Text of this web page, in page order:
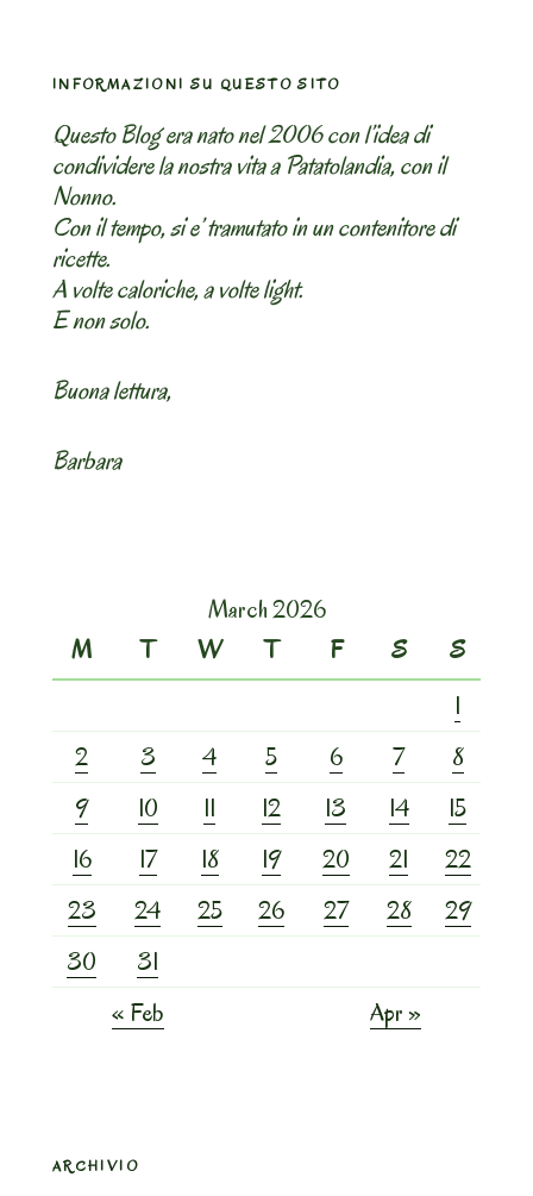
INFORMAZIONI SU QUESTO SITO
Questo Blog era nato nel 2006 con l’idea di
condividere la nostra vita a Patatolandia, con il
Nonno.
Con il tempo, si e’ tramutato in un contenitore di
ricette.
A volte caloriche, a volte light.
E non solo.
Buona lettura,
Barbara
March 2026
M
T W T F S
S
1
2
3 4 5 6 7
8
9
10 11 12 13 14
15
16
17 18 19 20 21
22
23
24 25 26 27 28
29
30
31
« Feb
Apr »
ARCHIVIO